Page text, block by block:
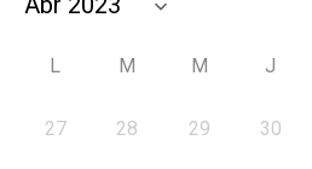
L M M J
27 28 29 30